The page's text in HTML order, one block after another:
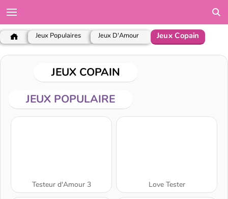
Jeux Populaires Jeux D'Amour Jeux Copain
JEUX COPAIN
JEUX POPULAIRE
Testeur d'Amour 3 Love Tester